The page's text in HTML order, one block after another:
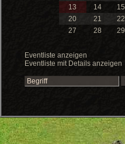
13
14 15
20
21 22
27
28 29
Eventliste anzeigen
Eventliste mit Details anzeigen